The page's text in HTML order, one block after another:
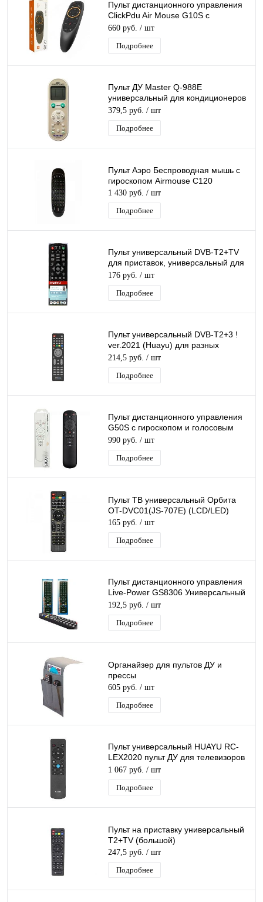
Пульт дистанционного управления
ClickPdu Air Mouse G10S с
гироскопом и голосовым
управлением
660 руб. / шт
Подробнее
Пульт ДУ Master Q-988E
универсальный для кондиционеров
1000 в 1
379,5 руб. / шт
Подробнее
Пульт Аэро Беспроводная мышь с
гироскопом Airmouse C120
1 430 руб. / шт
Подробнее
Пульт универсальный DVB-T2+TV
для приставок, универсальный для
разных моделей DVB-T2
176 руб. / шт
Подробнее
Пульт универсальный DVB-T2+3 !
ver.2021 (Huayu) для разных
моделей DVB-T2 приставок
214,5 руб. / шт
Подробнее
Пульт дистанционного управления
G50S с гироскопом и голосовым
управлением 2.4G
990 руб. / шт
Подробнее
Пульт ТВ универсальный Орбита
OT-DVC01(JS-707E) (LCD/LED)
165 руб. / шт
Подробнее
Пульт дистанционного управления
Live-Power GS8306 Универсальный
пульт для Триколор ТВ
192,5 руб. / шт
Подробнее
Органайзер для пультов ДУ и
прессы
605 руб. / шт
Подробнее
Пульт универсальный HUAYU RC-
LEX2020 пульт ДУ для телевизоров
BBK, с подключением Bluetooth
1 067 руб. / шт
Подробнее
Пульт на приставку универсальный
Т2+TV (большой)
247,5 руб. / шт
Подробнее